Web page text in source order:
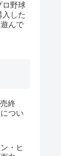
ロ野球
入した
んで
終
つい
・ヒ